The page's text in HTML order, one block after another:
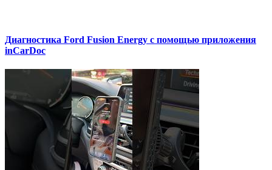
Диагностика Ford Fusion Energy с помощью приложения
inCarDoc